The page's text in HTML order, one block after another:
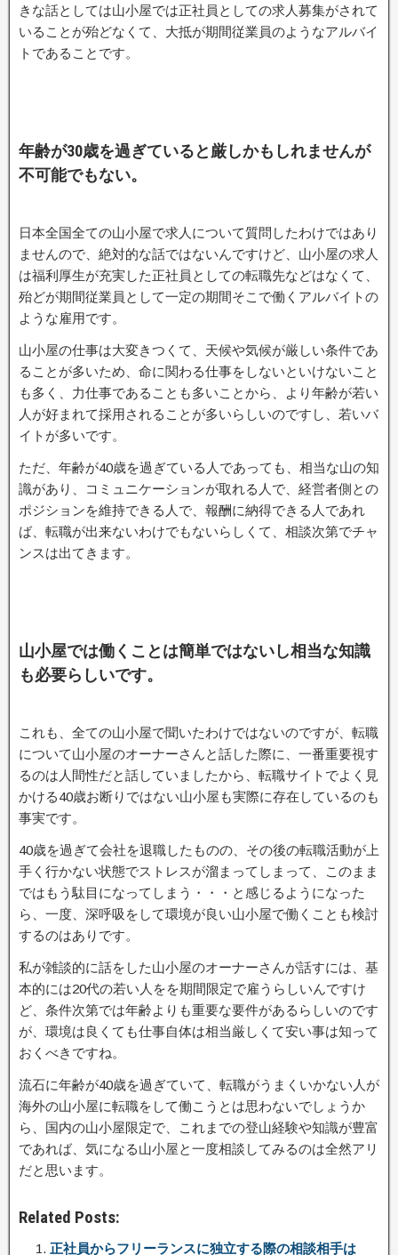
きな話としては山小屋では正社員としての求人募集がされて
いることが殆どなくて、大抵が期間従業員のようなアルバイ
トであることです。
年齢が30歳を過ぎていると厳しかもしれませんが
不可能でもない。
日本全国全ての山小屋で求人について質問したわけではあり
ませんので、絶対的な話ではないんですけど、山小屋の求人
は福利厚生が充実した正社員としての転職先などはなくて、
殆どが期間従業員として一定の期間そこで働くアルバイトの
ような雇用です。
山小屋の仕事は大変きつくて、天候や気候が厳しい条件であ
ることが多いため、命に関わる仕事をしないといけないこと
も多く、力仕事であることも多いことから、より年齢が若い
人が好まれて採用されることが多いらしいのですし、若いバ
イトが多いです。
ただ、年齢が40歳を過ぎている人であっても、相当な山の知
識があり、コミュニケーションが取れる人で、経営者側との
ポジションを維持できる人で、報酬に納得できる人であれ
ば、転職が出来ないわけでもないらしくて、相談次第でチャ
ンスは出てきます。
山小屋では働くことは簡単ではないし相当な知識
も必要らしいです。
これも、全ての山小屋で聞いたわけではないのですが、転職
について山小屋のオーナーさんと話した際に、一番重要視す
るのは人間性だと話していましたから、転職サイトでよく見
かける40歳お断りではない山小屋も実際に存在しているのも
事実です。
40歳を過ぎて会社を退職したものの、その後の転職活動が上
手く行かない状態でストレスが溜まってしまって、このまま
ではもう駄目になってしまう・・・と感じるようになった
ら、一度、深呼吸をして環境が良い山小屋で働くことも検討
するのはありです。
私が雑談的に話をした山小屋のオーナーさんが話すには、基
本的には20代の若い人をを期間限定で雇うらしいんですけ
ど、条件次第では年齢よりも重要な要件があるらしいのです
が、環境は良くても仕事自体は相当厳しくて安い事は知って
おくべきですね。
流石に年齢が40歳を過ぎていて、転職がうまくいかない人が
海外の山小屋に転職をして働こうとは思わないでしょうか
ら、国内の山小屋限定で、これまでの登山経験や知識が豊富
であれば、気になる山小屋と一度相談してみるのは全然アリ
だと思います。
Related Posts:
正社員からフリーランスに独立する際の相談相手は